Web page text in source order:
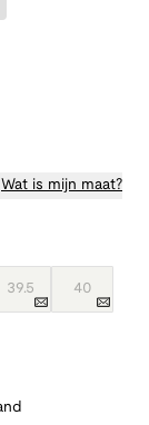
Wat is mijn maat?
39.5 40